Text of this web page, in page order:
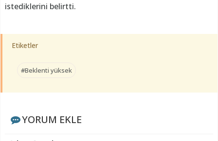
istediklerini belirtti.
Etiketler
#Beklenti yüksek
YORUM EKLE